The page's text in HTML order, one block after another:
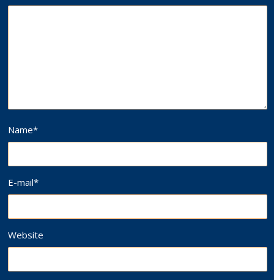
Name*
E-mail*
Website